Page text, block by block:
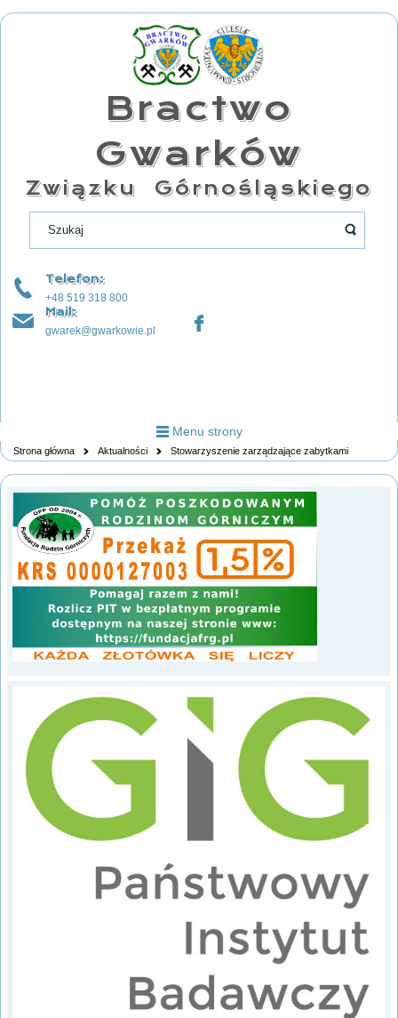
Bractwo
Gwarków
Związku Górnośląskiego
Telefon:
+48 519 318 800
Mail:
gwarek@gwarkowie.pl
Menu strony
Strona główna Aktualności Stowarzyszenie zarządzające zabytkami